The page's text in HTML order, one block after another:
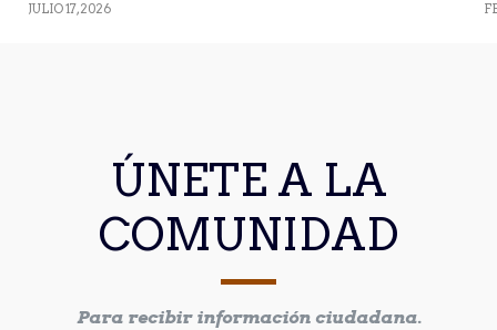
JULIO 17, 2026
ÚNETE A LA
COMUNIDAD
Para recibir información ciudadana.